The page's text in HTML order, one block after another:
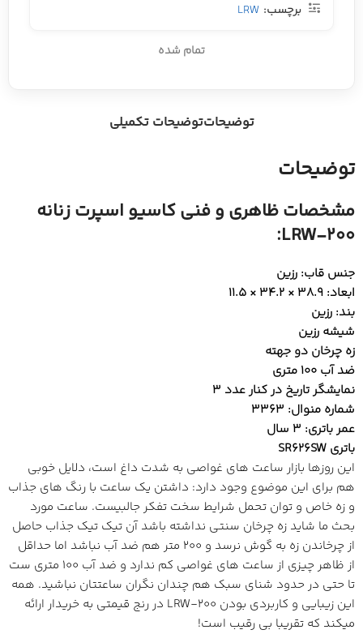
برچسب: LRW
تمام شده
توضیحاتتوضیحات تکمیلی
توضیحات
مشخصات ظاهری و فنی کاسیو اسپرت زنانه
LRW-200:
جنس قاب: رزین
ابعاد: 38.9 × 34.2 × 11.5
بند: رزین
شیشه رزین
زه چرخان دو جهته
ضد آب 100 متری
نمایشگر تاریخ در کنار عدد 3
شماره منوال: 3363
عمر باتری: 3 سال
باتری SR626SW
این روزها بازار ساعت های غواصی به شدت داغ است، دلایل خوبی
هم برای این موضوع وجود دارد: داشتن یک ساعت با رنگ های جذاب
و زه خاص و توان تحمل شرایط سخت تفکر جالبیست. ساعت مورد
بحث ما شاید زه چرخان سنتی نداشته باشد آن تیک تیک جذاب حاصل
از چرخاندن زه به گوش نرسد و 200 متر هم ضد آب نباشد اما حداقل
از ظاهر چیزی از ساعت های غواصی کم ندارد و ضد آب 100 متری ست
تا حتی در حدود شنای سبک هم چندان نگران ساعتتان نباشید. همه
این زیبایی و کاربردی بودن LRW-200 در رنج قیمتی به خریدار ارائه
میکند که تقریبا بی رقیب است!